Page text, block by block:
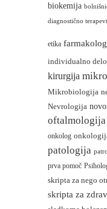
biokemija
diagnostično
etika
individualno delo
kirurgija
Mikrobiologija
Nevrologija
oftalmologija
onkolog
patologija
prva pomoč
skripta za nego
skripta za